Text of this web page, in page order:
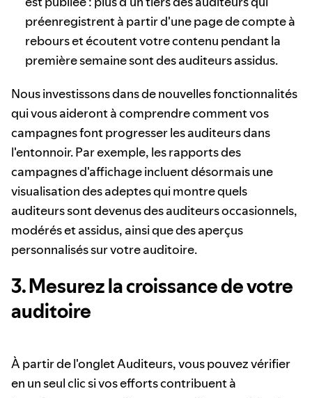
préenregistrent à partir d'une page de compte à
rebours et écoutent votre contenu pendant la
première semaine sont des auditeurs assidus.
Nous investissons dans de nouvelles fonctionnalités
qui vous aideront à comprendre comment vos
campagnes font progresser les auditeurs dans
l'entonnoir. Par exemple, les rapports des
campagnes d'affichage incluent désormais une
visualisation des adeptes qui montre quels
auditeurs sont devenus des auditeurs occasionnels,
modérés et assidus, ainsi que des aperçus
personnalisés sur votre auditoire.
3. Mesurez la croissance de votre
auditoire
À partir de l'onglet Auditeurs, vous pouvez vérifier
en un seul clic si vos efforts contribuent à